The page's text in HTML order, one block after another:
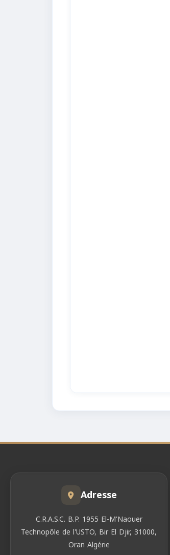
Adresse
C.R.A.S.C. B.P. 1955 El-M'Naouer
Technopôle de l'USTO, Bir El Djir, 31000,
Oran Algérie